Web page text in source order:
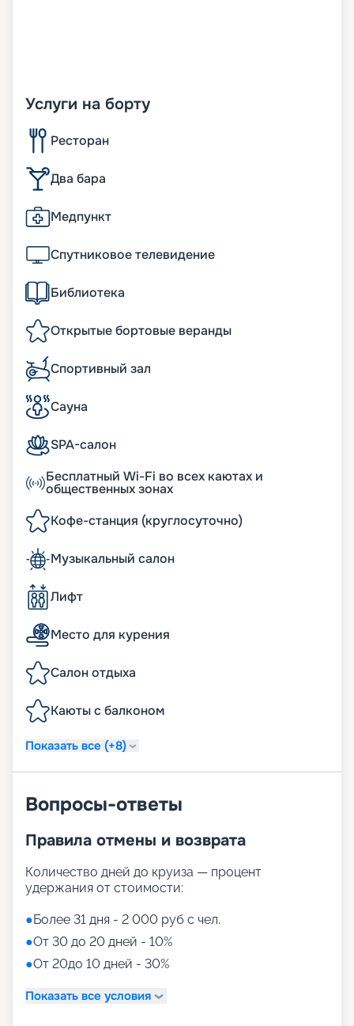
Услуги на борту
Ресторан
Два бара
Медпункт
Спутниковое телевидение
Библиотека
Открытые бортовые веранды
Спортивный зал
Сауна
SPA-салон
Бесплатный Wi-Fi во всех каютах и
общественных зонах
Кофе-станция (круглосуточно)
Музыкальный салон
Лифт
Место для курения
Салон отдыха
Каюты с балконом
Показать все (+8)
Вопросы-ответы
Правила отмены и возврата
Количество дней до круиза — процент
удержания от стоимости:
●Более 31 дня - 2 000 руб с чел.
●От 30 до 20 дней - 10%
●От 20до 10 дней - 30%
Показать все условия